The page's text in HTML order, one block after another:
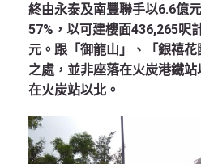
終由永泰及南豐聯手以6.6億
57%，以可建樓面436,265呎
元。跟「御龍山」、「銀禧
之處，並非座落在火炭港鐵
在火炭站以北。